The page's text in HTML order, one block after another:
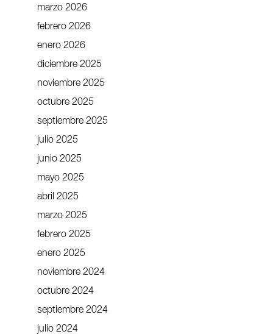
marzo 2026
febrero 2026
enero 2026
diciembre 2025
noviembre 2025
octubre 2025
septiembre 2025
julio 2025
junio 2025
mayo 2025
abril 2025
marzo 2025
febrero 2025
enero 2025
noviembre 2024
octubre 2024
septiembre 2024
julio 2024